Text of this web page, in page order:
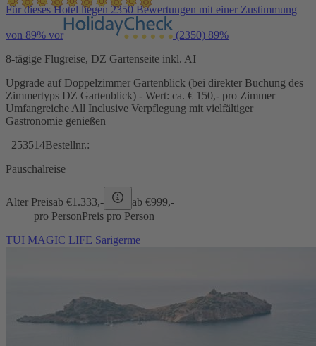
Für dieses Hotel liegen 2350 Bewertungen mit einer Zustimmung
von 89% vor (2350) 89%
8-tägige Flugreise, DZ Gartenseite inkl. AI
Upgrade auf Doppelzimmer Gartenblick (bei direkter Buchung des
Zimmertyps DZ Gartenblick) - Wert: ca. € 150,- pro Zimmer
Umfangreiche All Inclusive Verpflegung mit vielfältiger
Gastronomie genießen
253514Bestellnr.:
Pauschalreise
Alter Preisab €1.333,- ab €999,-
pro PersonPreis pro Person
TUI MAGIC LIFE Sarigerme